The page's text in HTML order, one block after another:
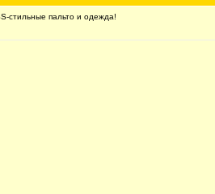
стильные пальто и одежда!